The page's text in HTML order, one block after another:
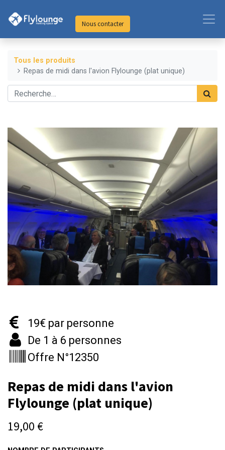
Nous contacter
Tous les produits
Repas de midi dans l'avion Flylounge (plat unique)
19€ par personne
De 1 à 6 personnes
Offre N°12350
Repas de midi dans l'avion
Flylounge (plat unique)
19,00 €